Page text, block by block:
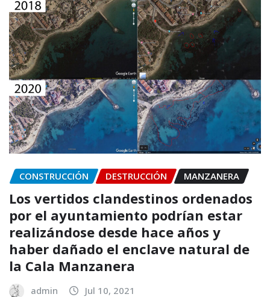
CONSTRUCCIÓN DESTRUCCIÓN MANZANERA
Los vertidos clandestinos ordenados
por el ayuntamiento podrían estar
realizándose desde hace años y
haber dañado el enclave natural de
la Cala Manzanera
admin Jul 10, 2021